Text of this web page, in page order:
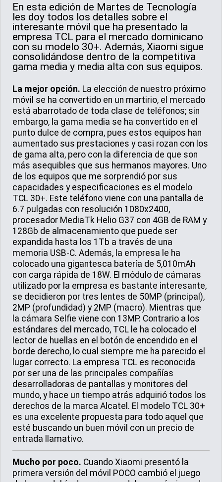
En esta edición de Martes de Tecnología
les doy todos los detalles sobre el
interesante móvil que ha presentado la
empresa TCL para el mercado dominicano
con su modelo 30+. Además, Xiaomi sigue
consolidándose dentro de la competitiva
gama media y media alta con sus equipos.
La mejor opción. La elección de nuestro próximo
móvil se ha convertido en un martirio, el mercado
está abarrotado de toda clase de teléfonos; sin
embargo, la gama media se ha convertido en el
punto dulce de compra, pues estos equipos han
aumentado sus prestaciones y casi rozan con los
de gama alta, pero con la diferencia de que son
más asequibles que sus hermanos mayores. Uno
de los equipos que me sorprendió por sus
capacidades y especificaciones es el modelo
TCL 30+. Este teléfono viene con una pantalla de
6.7 pulgadas con resolución 1080x2400,
procesador MediaTk Helio G37 con 4GB de RAM y
128Gb de almacenamiento que puede ser
expandida hasta los 1Tb a través de una
memoria USB-C. Además, la empresa le ha
colocado una gigantesca batería de 5,010mAh
con carga rápida de 18W. El módulo de cámaras
utilizado por la empresa es bastante interesante,
se decidieron por tres lentes de 50MP (principal),
2MP (profundidad) y 2MP (macro). Mientras que
la cámara Selfie viene con 13MP. Contrario a los
estándares del mercado, TCL le ha colocado el
lector de huellas en el botón de encendido en el
borde derecho, lo cual siempre me ha parecido el
lugar correcto. La empresa TCL es reconocida
por ser una de las principales compañías
desarrolladoras de pantallas y monitores del
mundo, y hace un tiempo atrás adquirió todos los
derechos de la marca Alcatel. El modelo TCL 30+
es una excelente propuesta para todo aquel que
esté buscando un buen móvil con un precio de
entrada llamativo.
Mucho por poco. Cuando Xiaomi presentó la
primera versión del móvil POCO cambió el juego